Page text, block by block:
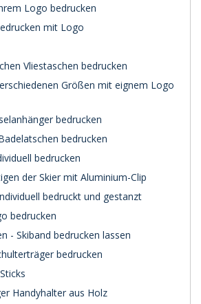
Logo bedrucken
mit Logo
Vliestaschen bedrucken
Größen mit eignem Logo
bedrucken
bedrucken
bedrucken
der Skier mit Aluminium-Clip
bedruckt und gestanzt
bedrucken
- Skiband bedrucken lassen
bedrucken
Handyhalter aus Holz